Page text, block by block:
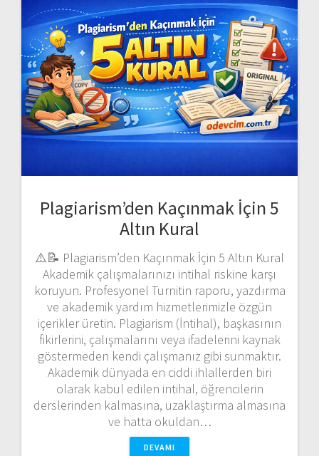
Plagiarism’den Kaçınmak İçin 5
Altın Kural
⚠️📝 Plagiarism’den Kaçınmak İçin 5 Altın Kural
Akademik çalışmalarınızı intihal riskine karşı
koruyun. Profesyonel Turnitin raporu, yazdırma
ve akademik yardım hizmetlerimizle özgün
içerikler üretin. Plagiarism (İntihal), başkasının
fikirlerini, çalışmalarını veya ifadelerini kaynak
göstermeden kendi çalışmanız gibi sunmaktır.
Akademik dünyada en ciddi ihlallerden biri
olarak kabul edilen intihal, öğrencilerin
derslerinden kalmasına, uzaklaştırma almasına
ve hatta okuldan…
DEVAMI